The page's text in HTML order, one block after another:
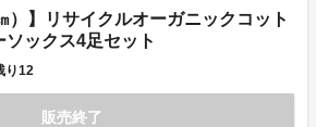
）】リサイクルオーガニックコット
ックス4足セット
り12
販売終了